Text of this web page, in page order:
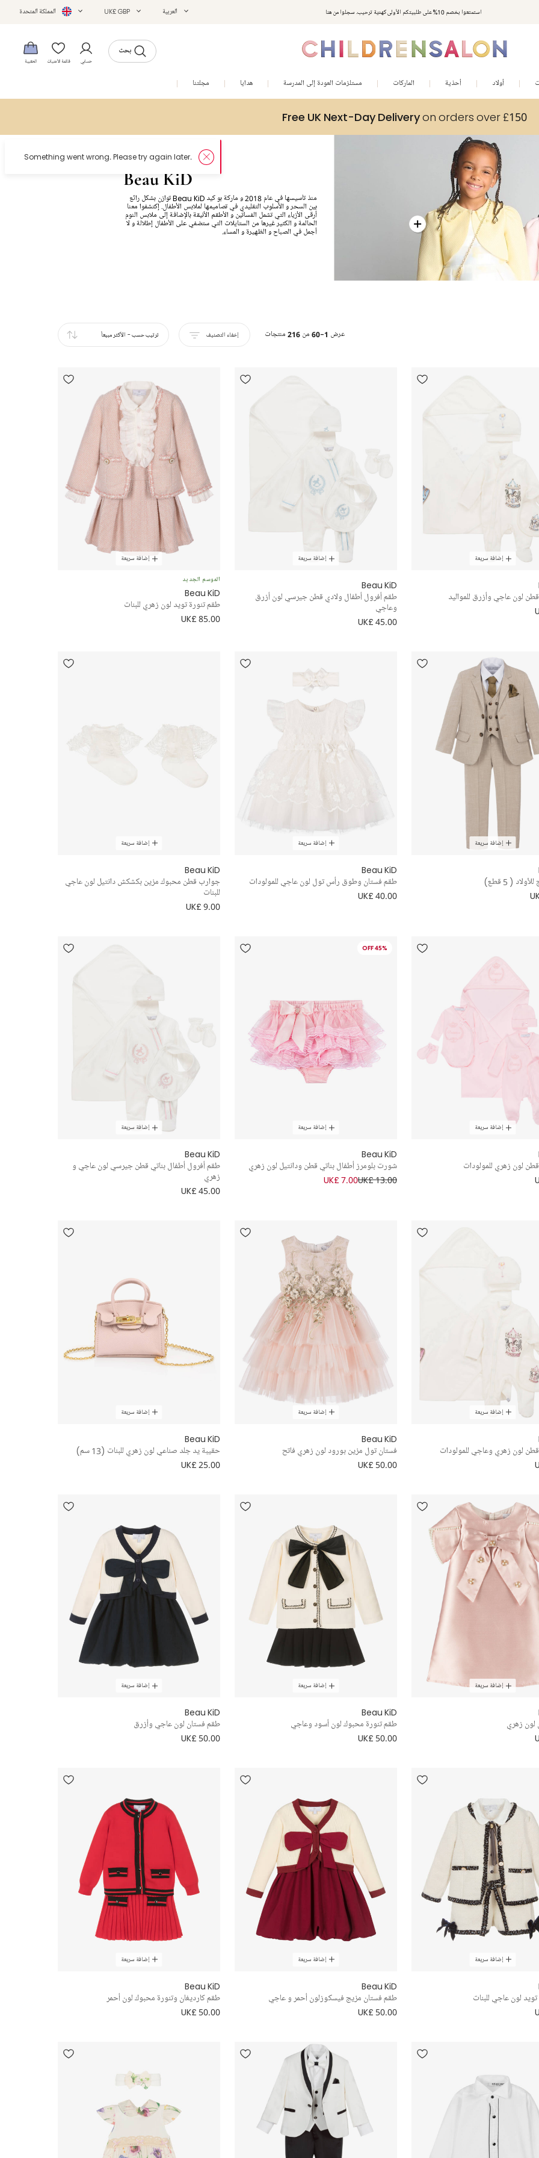
استمتعوا بخصم 10% على طلبيتكم الأولى كهدية ترحيب. سجلوا من هنا العربية UK£ GBP المملكة المتحدة
بحث
حسابي قائمة الأمنيات الحقيبة
أولاد أحذية الماركات مستلزمات العودة إلى المدرسة هدايا مجلتنا
Free UK Next-Day Deliveryon orders over £150
Beau KiD
منذ تأسيسها في عام 2018 و ماركة بو كيد Beau KiD توازن بشكل رائع
بين السحر و الأسلوب التقليدي في تصاميمها لملابس الأطفال. إكتشفوا معنا
أرقى الأزياء التي تشمل الفساتين و الأطقم الأنيقة بالإضافة إلى ملابس النوم
الحالمة و الكثير غيرها من الستايلات التي ستضفي على الأطفال إطلالة و لا
أجمل في الصباح و الظهيرة و المساء.
عرض 1-60 من 216 منتجات إخفاء التصنيف ترتيب حسب- الأكثر مبيعاً
إضافة سريعة
لون عاجي وأزرق للمواليد
إضافة سريعة
Beau KiD
طقم أفرول أطفال ولادي قطن جيرسي لون أزرق
وعاجي
UK£ 45.00
إضافة سريعة
الموسم الجديد
Beau KiD
طقم تنورة تويد لون زهري للبنات
UK£ 85.00
إضافة سريعة
( 5 قطع)
إضافة سريعة
Beau KiD
طقم فستان وطوق رأس تول لون عاجي للمولودات
UK£ 40.00
إضافة سريعة
Beau KiD
جوارب قطن محبوك مزين بكشكش دانتيل لون عاجي
للبنات
UK£ 9.00
إضافة سريعة
لون زهري للمولودات
45% OFF
إضافة سريعة
Beau KiD
شورت بلومرز أطفال بناتي قطن ودانتيل لون زهري
UK£ 13.00
UK£ 7.00
إضافة سريعة
Beau KiD
طقم أفرول أطفال بناتي قطن جيرسي لون عاجي و
زهري
UK£ 45.00
إضافة سريعة
لون زهري وعاجي للمولودات
إضافة سريعة
Beau KiD
فستان تول مزين بورود لون زهري فاتح
UK£ 50.00
إضافة سريعة
Beau KiD
حقيبة يد جلد صناعي لون زهري للبنات (13 سم)
UK£ 25.00
إضافة سريعة
لون زهري
إضافة سريعة
Beau KiD
طقم تنورة محبوك لون أسود وعاجي
UK£ 50.00
إضافة سريعة
Beau KiD
طقم فستان لون عاجي وأزرق
UK£ 50.00
إضافة سريعة
لون عاجي للبنات
إضافة سريعة
Beau KiD
طقم فستان مزيج فيسكوزلون أحمر و عاجي
UK£ 50.00
إضافة سريعة
Beau KiD
طقم كارديغان وتنورة محبوك لون أحمر
UK£ 50.00